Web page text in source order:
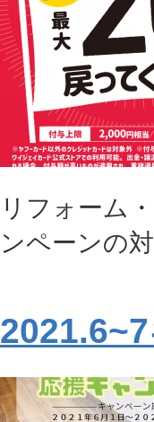
リフォーム
ンペーンの